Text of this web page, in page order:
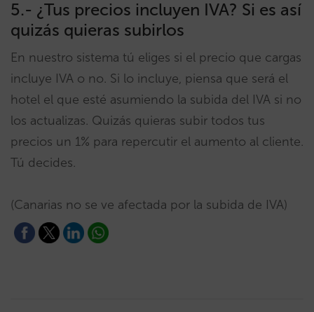
5.- ¿Tus precios incluyen IVA? Si es así
quizás quieras subirlos
En nuestro sistema tú eliges si el precio que cargas
incluye IVA o no. Si lo incluye, piensa que será el
hotel el que esté asumiendo la subida del IVA si no
los actualizas. Quizás quieras subir todos tus
precios un 1% para repercutir el aumento al cliente.
Tú decides.
(Canarias no se ve afectada por la subida de IVA)